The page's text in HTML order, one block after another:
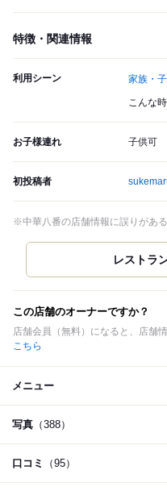
特徴・関連情報
利用シーン 家族・
こんな
お子様連れ 子供可
初投稿者
※中華八番の店舗情報に誤りがあ
この店舗のオーナーですか？
店舗会員（無料）になると、店舗
こちら
メニュー
写真 （388）
口コミ （95）